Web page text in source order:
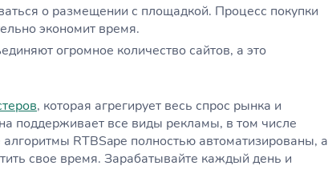
о размещении с площадкой. Процесс покупки
экономит время.
огромное количество сайтов, а это
, которая агрегирует весь спрос рынка и
поддерживает все виды рекламы, в том числе
RTBSape полностью автоматизированы, а
свое время. Зарабатывайте каждый день и